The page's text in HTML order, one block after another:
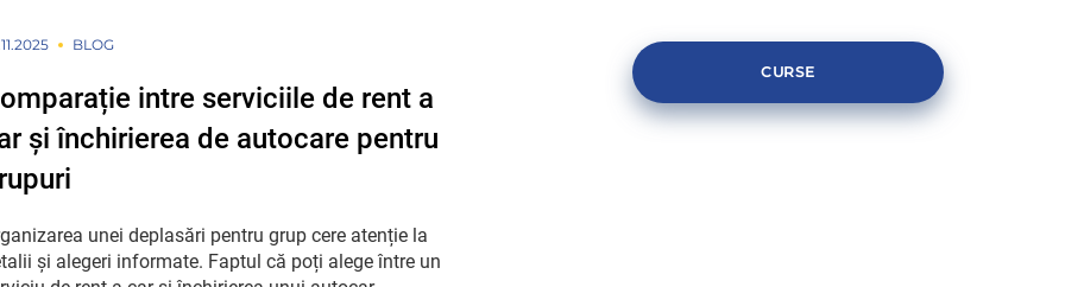
BLOG
intre serviciile de rent a
și închirierea de autocare pentru
unei deplasări pentru grup cere atenție la
și alegeri informate. Faptul că poți alege între un
CURSE